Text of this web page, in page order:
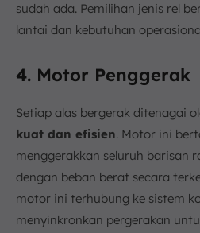
sudah ada. Pemilihan jenis rel
lantai dan kebutuhan
4. Motor Penggerak
Setiap alas bergerak ditenagai
kuat dan efisien. Motor ini
menggerakkan seluruh barisan
dengan beban berat secara
motor ini terhubung ke sistem
menyinkronkan pergerakan